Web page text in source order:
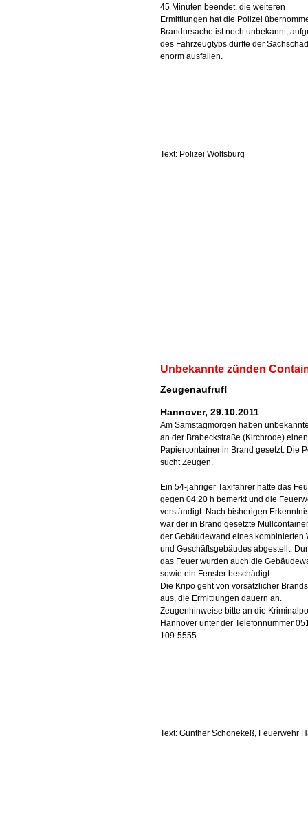
45 Minuten beendet, die weiteren
Ermittlungen hat die Polizei
Brandursache ist noch unbekannt,
des Fahrzeugtyps dürfte der
enorm ausfallen.
Text: Polizei Wolfsburg
Unbekannte zünden
Zeugenaufruf!
Hannover, 29.10.2011
Am Samstagmorgen haben
an der Brabeckstraße (Kirchrode) einen
Papiercontainer in Brand gesetzt. Die
sucht Zeugen.
Ein 54-jähriger Taxifahrer hatte das
gegen 04:20 h bemerkt und die
verständigt. Nach bisherigen
war der in Brand gesetzte
der Gebäudewand eines kombinierten
und Geschäftsgebäudes abgestellt.
das Feuer wurden auch die
sowie ein Fenster beschädigt.
Die Kripo geht von vorsätzlicher
aus, die Ermittlungen dauern an.
Zeugenhinweise bitte an die
Hannover unter der Telefonnummer
109-5555.
Text: Günther Schönekeß, Feuerwehr